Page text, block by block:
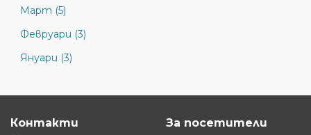
Март (5)
Февруари (3)
Януари (3)
Контакти За посетители